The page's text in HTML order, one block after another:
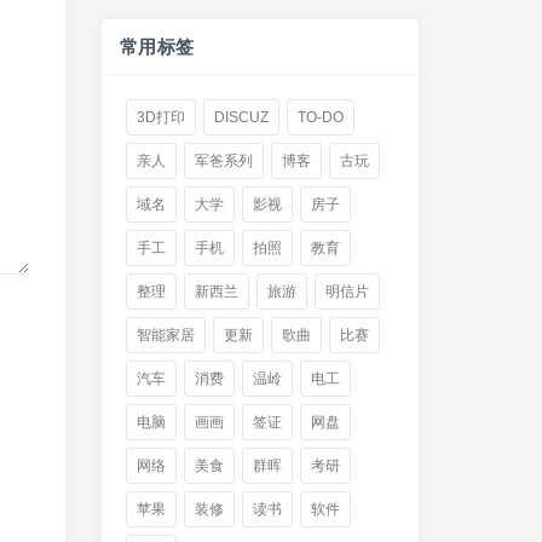
常用标签
3D打印 DISCUZ TO-DO
亲人 军爸系列 博客 古玩
域名 大学 影视 房子
手工 手机 拍照 教育
整理 新西兰 旅游 明信片
智能家居 更新 歌曲 比赛
汽车 消费 温岭 电工
电脑 画画 签证 网盘
网络 美食 群晖 考研
苹果 装修 读书 软件